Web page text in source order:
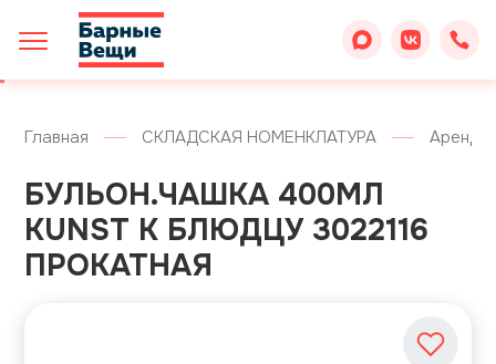
Главная СКЛАДСКАЯ НОМЕНКЛАТУРА Аренда
БУЛЬОН.ЧАШКА 400МЛ
KUNST К БЛЮДЦУ 3022116
ПРОКАТНАЯ